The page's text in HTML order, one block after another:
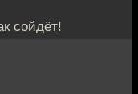
сойдёт!